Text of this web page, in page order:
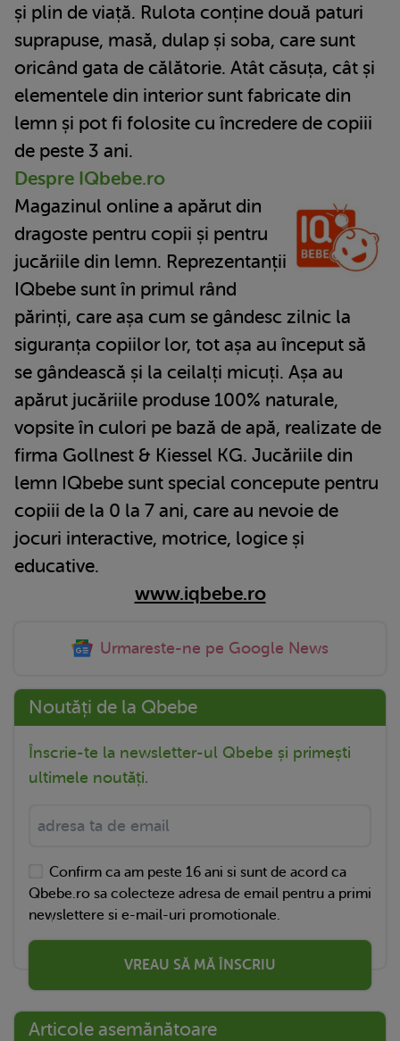
și plin de viață. Rulota conține două paturi
suprapuse, masă, dulap și soba, care sunt
oricând gata de călătorie. Atât căsuța, cât și
elementele din interior sunt fabricate din
lemn și pot fi folosite cu încredere de copiii
de peste 3 ani.
Despre IQbebe.ro
Magazinul online a apărut din
dragoste pentru copii și pentru
jucăriile din lemn. Reprezentanții
IQbebe sunt în primul rând
părinți, care așa cum se gândesc zilnic la
siguranța copiilor lor, tot așa au început să
se gândească și la ceilalți micuți. Așa au
apărut jucăriile produse 100% naturale,
vopsite în culori pe bază de apă, realizate de
firma Gollnest & Kiessel KG. Jucăriile din
lemn IQbebe sunt special concepute pentru
copiii de la 0 la 7 ani, care au nevoie de
jocuri interactive, motrice, logice și
educative.
www.iqbebe.ro
Urmareste-ne pe Google News
Noutăți de la Qbebe
Înscrie-te la newsletter-ul Qbebe și primești
ultimele noutăți.
Confirm ca am peste 16 ani si sunt de acord ca
Qbebe.ro sa colecteze adresa de email pentru a primi
newslettere si e-mail-uri promotionale.
VREAU SĂ MĂ ÎNSCRIU
Articole asemănătoare